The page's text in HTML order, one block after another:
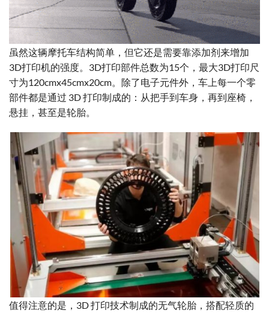
虽然这辆摩托车结构简单，但它还是需要靠添加剂来增加
3D打印机的强度。3D打印部件总数为15个，最大3D打印尺
寸为120cmx45cmx20cm。除了电子元件外，车上每一个零
部件都是通过 3D 打印制成的：从把手到车身，再到座椅，
悬挂，甚至是轮胎。
值得注意的是，3D 打印技术制成的无气轮胎，搭配轻质的